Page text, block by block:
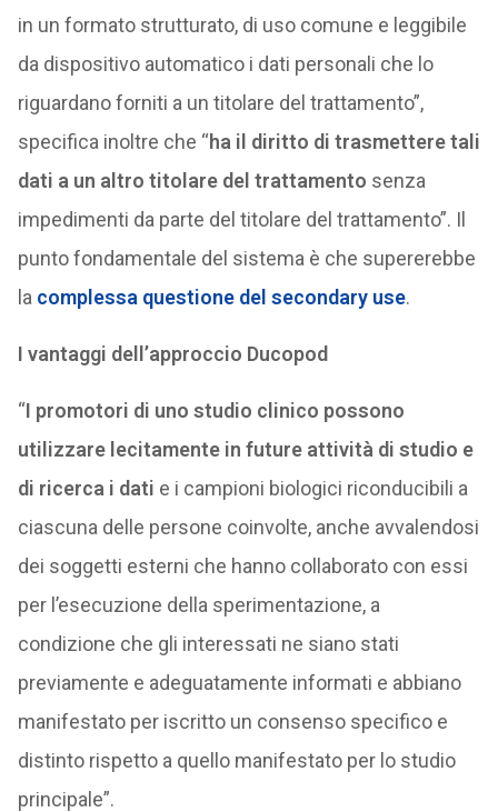
in un formato strutturato, di uso comune e leggibile
da dispositivo automatico i dati personali che lo
riguardano forniti a un titolare del trattamento”,
specifica inoltre che “ha il diritto di trasmettere tali
dati a un altro titolare del trattamento senza
impedimenti da parte del titolare del trattamento”. Il
punto fondamentale del sistema è che supererebbe
la complessa questione del secondary use.
I vantaggi dell’approccio Ducopod
“I promotori di uno studio clinico possono
utilizzare lecitamente in future attività di studio e
di ricerca i dati e i campioni biologici riconducibili a
ciascuna delle persone coinvolte, anche avvalendosi
dei soggetti esterni che hanno collaborato con essi
per l’esecuzione della sperimentazione, a
condizione che gli interessati ne siano stati
previamente e adeguatamente informati e abbiano
manifestato per iscritto un consenso specifico e
distinto rispetto a quello manifestato per lo studio
principale”.